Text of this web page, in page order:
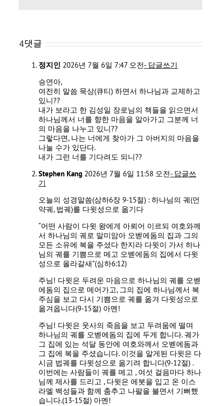
4댓글
정지인 2026년 7월 6일 7:47 오전- 답글쓰기
승연아,
여전히 말씀 묵상(큐티) 하면서 하나님과 교제하고
있니??
내가 보라고 한 김성일 장로님의 책들을 읽으면서
하나님께서 너를 향한 마음을 알아가고 그분께 너
의 마음을 나누고 있니??
그렇다면, 나는 너에게 찾아가 그 아버지의 마음을
나눌 수가 있단다.
내가 그런 너를 기다려도 되니??
Stephen Kang 2026년 7월 6일 11:58 오전- 답글쓰
기
오늘의 성경말씀(삼하6장 9-15절) : 하나님의 궤(언
약궤, 법궤)를 다윗성으로 옮기다
“어떤 사람이 다윗 왕에게 아뢰어 이르되 여호와께
서 하나님의 궤로 말미암아 오벧에돔의 집과 그의
모든 소유에 복을 주셨다 한지라 다윗이 가서 하나
님의 궤를 기쁨으로 메고 오벧에돔의 집에서 다윗
성으로 올라갈새”(심하6:12)
주님! 다윗은 두려운 마음으로 하나님의 궤를 오벧
에돔의 집으로 메어가고, 그의 집에 하나님께서 복
주심을 보고 다시 기쁨으로 궤를 옮겨 다윗성으로
옮겨옵니다(9-15절) 아멘!
주님! 다윗은 웃사의 죽음을 보고 두려움에 떨며
하나님의 궤를 오벧에돔의 집에 두게 합니다. 궤가
그 집에 있는 석달 동안에 여호와께서 오벧에돔과
그 집에 복을 주셨습니다. 이것을 알게된 다윗은 다
시금 법궤를 다윗성으로 옮기려 합니다(9-12절) .
이번에는 사람들이 궤를 메고 , 여섯 걸음마다 하나
님께 제사를 드리고 , 다윗은 에봇을 입고 온 이스
라엘 백성들과 함께 춤추고 나팔을 불면서 기뻐했
습니다.(13-15절) 아멘!